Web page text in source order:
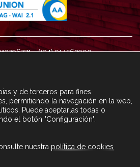
- (+34) 914562900
CON FCA TRAVÉS DEL
y de terceros para fines
permitiendo la navegación en la web,
Puede aceptarlas todas o
el botón "Configuración".
nuestra política de cookies